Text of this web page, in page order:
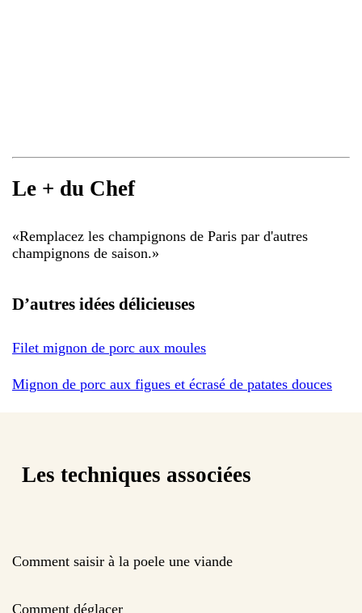
Le + du Chef
«Remplacez les champignons de Paris par d'autres
champignons de saison.»
D’autres idées délicieuses
Filet mignon de porc aux moules
Mignon de porc aux figues et écrasé de patates douces
Les techniques associées
Comment saisir à la poele une viande
Comment déglacer